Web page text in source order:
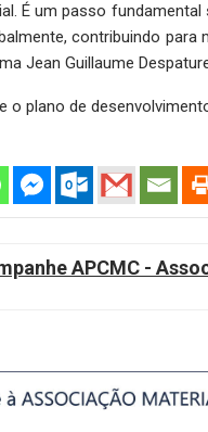
É um passo
contribuindo
Jean Guillaume
o plano de
APCMC -